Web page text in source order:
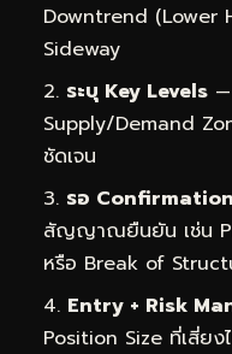
Downtrend (Lower
Sideway
ระบุ Key Levels
Supply/Demand
ชัดเจน
รอ Confirmation
สัญญาณยืนยัน เช่น
หรือ Break of
Entry + Risk
Position Size ที่เสี่ย